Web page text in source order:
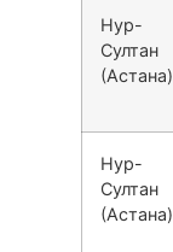
Нур-
Султан
(Астана)
Нур-
Султан
(Астана)